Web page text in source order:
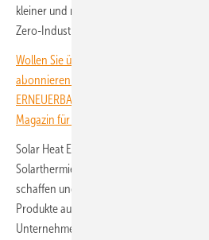
kleiner und mittlerer Unternehmen (KMU),
Zero-Industry-Acts als strategische
Wollen Sie über die Energiewende auf
abonnieren Sie einfach den kostenlosen
ERNEUERBARE ENERGIEN – dem
Magazin für erneuerbare Energien in
Solar Heat Europe verweist darauf, dass
Solarthermie-Technologien tausende
schaffen und hohe Qualitätsstandards
Produkte auch außerhalb Europas
Unternehmen sowie der Industrie eine